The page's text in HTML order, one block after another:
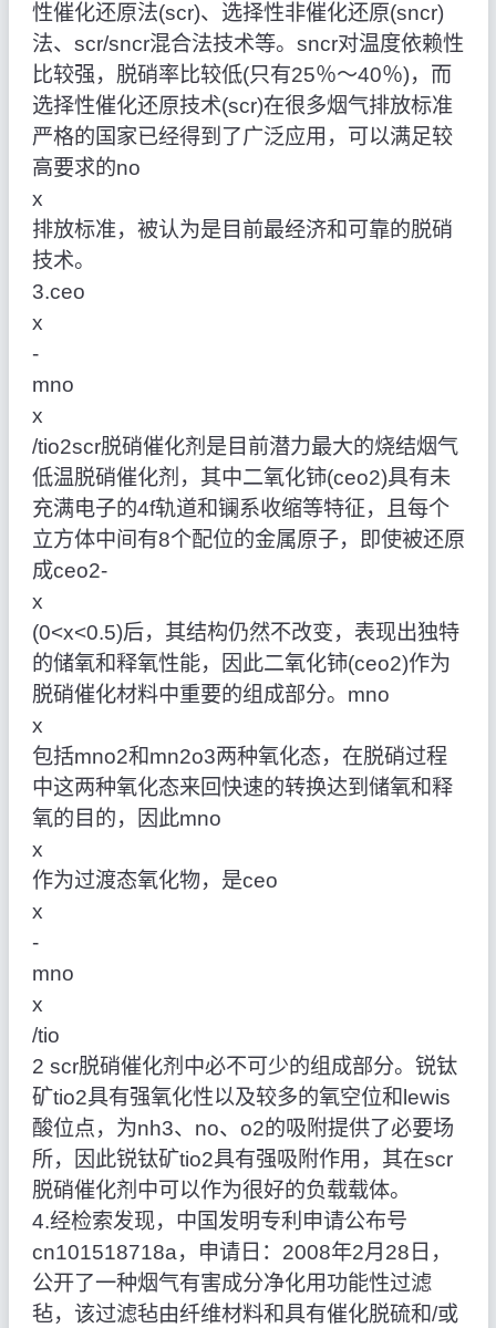
性催化还原法(scr)、选择性非催化还原(sncr)
法、scr/sncr混合法技术等。sncr对温度依赖性
比较强，脱硝率比较低(只有25％～40％)，而
选择性催化还原技术(scr)在很多烟气排放标准
严格的国家已经得到了广泛应用，可以满足较
高要求的no
x
排放标准，被认为是目前最经济和可靠的脱硝
技术。
3.ceo
x
‑
mno
x
/tio2scr脱硝催化剂是目前潜力最大的烧结烟气
低温脱硝催化剂，其中二氧化铈(ceo2)具有未
充满电子的4f轨道和镧系收缩等特征，且每个
立方体中间有8个配位的金属原子，即使被还原
成ceo2‑
x
(0<x<0.5)后，其结构仍然不改变，表现出独特
的储氧和释氧性能，因此二氧化铈(ceo2)作为
脱硝催化材料中重要的组成部分。mno
x
包括mno2和mn2o3两种氧化态，在脱硝过程
中这两种氧化态来回快速的转换达到储氧和释
氧的目的，因此mno
x
作为过渡态氧化物，是ceo
x
‑
mno
x
/tio
2 scr脱硝催化剂中必不可少的组成部分。锐钛
矿tio2具有强氧化性以及较多的氧空位和lewis
酸位点，为nh3、no、o2的吸附提供了必要场
所，因此锐钛矿tio2具有强吸附作用，其在scr
脱硝催化剂中可以作为很好的负载载体。
4.经检索发现，中国发明专利申请公布号
cn101518718a，申请日：2008年2月28日，
公开了一种烟气有害成分净化用功能性过滤
毡，该过滤毡由纤维材料和具有催化脱硫和/或